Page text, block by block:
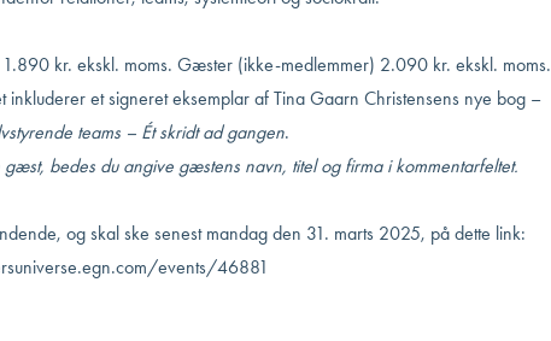
kr. ekskl. moms. Gæster (ikke-medlemmer) 2.090 kr. ekskl. moms.
inkluderer et signeret eksemplar af Tina Gaarn Christensens nye bog –
teams – Ét skridt ad gangen.
gæst, bedes du angive gæstens navn, titel og firma i kommentarfeltet.
og skal ske senest mandag den 31. marts 2025, på dette link:
events/46881